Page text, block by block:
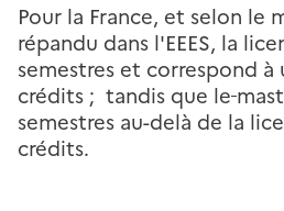
Pour la France, et selon le
répandu dans l'EEES, la
semestres et correspond
crédits ; tandis que le
semestres au-delà de la
crédits.